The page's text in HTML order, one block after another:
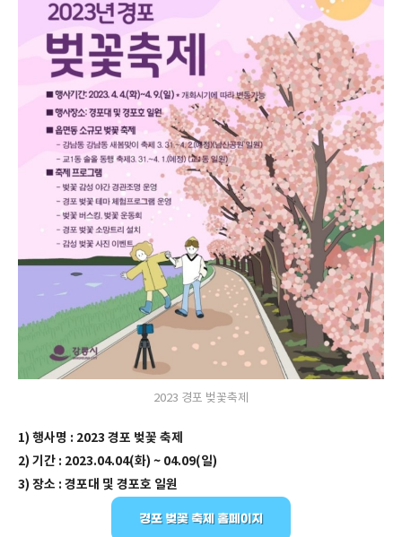
2023 경포 벚꽃축제
1) 행사명 : 2023 경포 벚꽃 축제
2) 기간 : 2023.04.04(화) ~ 04.09(일)
3) 장소 : 경포대 및 경포호 일원